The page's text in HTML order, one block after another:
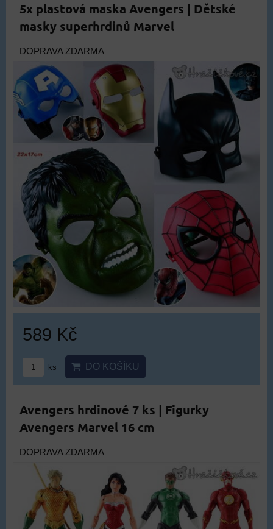
5x plastová maska Avengers | Dětské
masky superhrdinů Marvel
DOPRAVA ZDARMA
589 Kč
ks DO KOŠÍKU
Avengers hrdinové 7 ks | Figurky
Avengers Marvel 16 cm
DOPRAVA ZDARMA